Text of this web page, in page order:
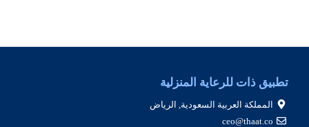
تطبيق ذات للرعاية المنزلية
المملكة العربية السعودية, الرياض
ceo@thaat.co